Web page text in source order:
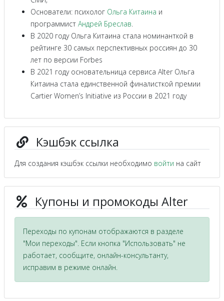
Основатели: психолог Ольга Китаина и
программист Андрей Бреслав.
В 2020 году Ольга Китаина стала номинанткой в
рейтинге 30 самых перспективных россиян до 30
лет по версии Forbes
В 2021 году основательница сервиса Alter Ольга
Китаина стала единственной финалисткой премии
Cartier Women’s Initiative из России в 2021 году
Кэшбэк ссылка
Для создания кэшбэк ссылки необходимо войти на сайт
Купоны и промокоды Alter
Переходы по купонам отображаются в разделе
"Мои переходы". Если кнопка "Использовать" не
работает, сообщите, онлайн-консультанту,
исправим в режиме онлайн.